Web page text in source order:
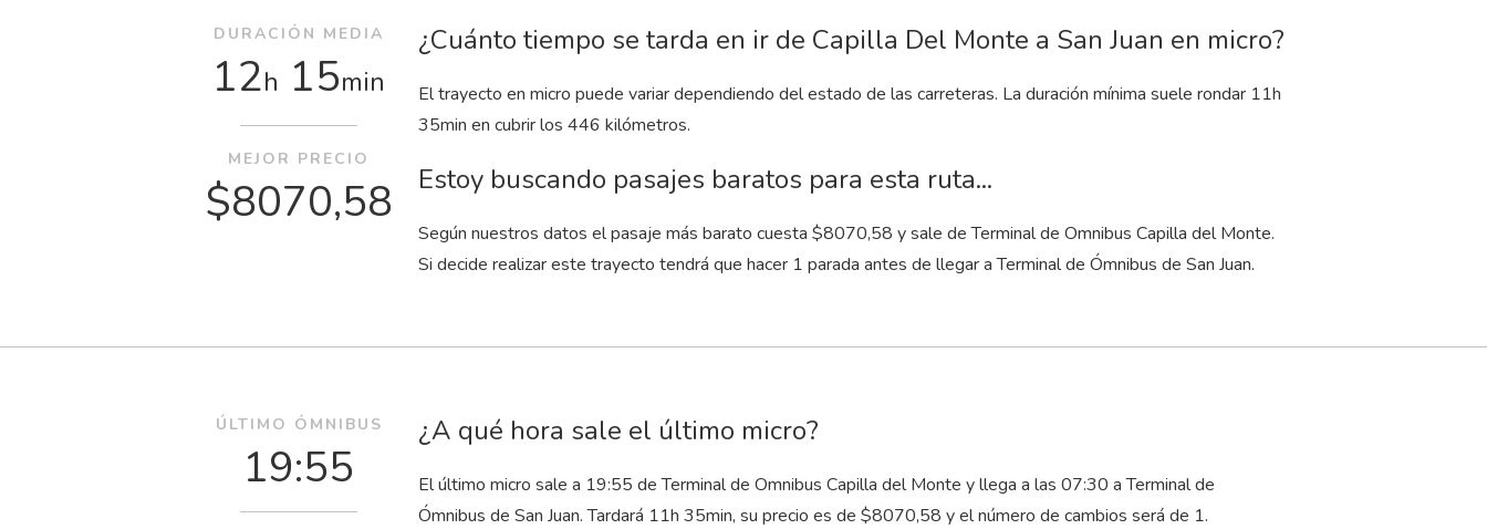
¿Cuánto tiempo se tarda en ir de Capilla Del Monte a San Juan en micro?
El trayecto en micro puede variar dependiendo del estado de las carreteras. La duración mínima suele rondar 11h
35min en cubrir los 446 kilómetros.
Estoy buscando pasajes baratos para esta ruta...
Según nuestros datos el pasaje más barato cuesta $8070,58 y sale de Terminal de Omnibus Capilla del Monte.
Si decide realizar este trayecto tendrá que hacer 1 parada antes de llegar a Terminal de Ómnibus de San Juan.
DURACIÓN MEDIA
12h 15min
MEJOR PRECIO
$8070,58
¿A qué hora sale el último micro?
El último micro sale a 19:55 de Terminal de Omnibus Capilla del Monte y llega a las 07:30 a Terminal de
Ómnibus de San Juan. Tardará 11h 35min, su precio es de $8070,58 y el número de cambios será de 1.
ÚLTIMO ÓMNIBUS
19:55